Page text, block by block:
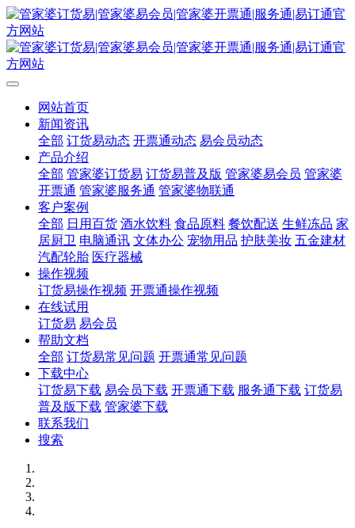
网站首页
新闻资讯
全部 订货易动态 开票通动态 易会员动态
产品介绍
全部 管家婆订货易 订货易普及版 管家婆易会员 管家婆
开票通 管家婆服务通 管家婆物联通
客户案例
全部 日用百货 酒水饮料 食品原料 餐饮配送 生鲜冻品 家
居厨卫 电脑通讯 文体办公 宠物用品 护肤美妆 五金建材
汽配轮胎 医疗器械
操作视频
订货易操作视频 开票通操作视频
在线试用
订货易 易会员
帮助文档
全部 订货易常见问题 开票通常见问题
下载中心
订货易下载 易会员下载 开票通下载 服务通下载 订货易
普及版下载 管家婆下载
联系我们
搜索